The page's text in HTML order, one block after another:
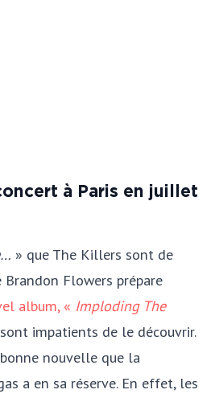
à Paris en juillet
» que The Killers sont de
Flowers prépare
album, « Imploding The
impatients de le découvrir.
bonne nouvelle que la
a en sa réserve. En effet, les